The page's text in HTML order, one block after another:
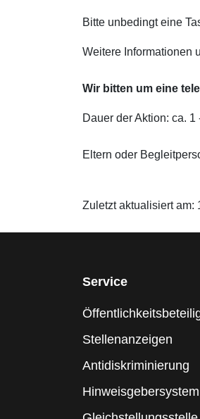
Bitte unbedingt eine
Weitere Informationen
Wir bitten um eine
Dauer der Aktion: ca.
Eltern oder
Zuletzt aktualisiert am:
Service
Stellenanzeigen
Antidiskriminierung
Hinweisgebersystem